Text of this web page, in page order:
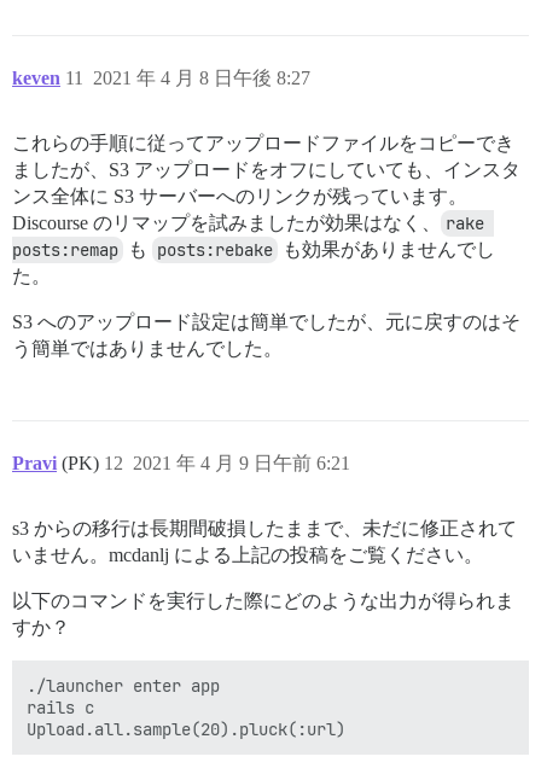
keven 2021 年 4 月 8 日午後 8:27
11
これらの手順に従ってアップロードファイルをコピーでき
ましたが、S3 アップロードをオフにしていても、インスタ
ンス全体に S3 サーバーへのリンクが残っています。
Discourse のリマップを試みましたが効果はなく、
rake
posts:remap
も posts:rebake
も効果がありませんでし
た。
S3 へのアップロード設定は簡単でしたが、元に戻すのはそ
う簡単ではありませんでした。
Pravi (PK) 2021 年 4 月 9 日午前 6:21
12
s3 からの移行は長期間破損したままで、未だに修正されて
いません。mcdanlj による上記の投稿をご覧ください。
以下のコマンドを実行した際にどのような出力が得られま
すか？
./launcher enter app
rails c